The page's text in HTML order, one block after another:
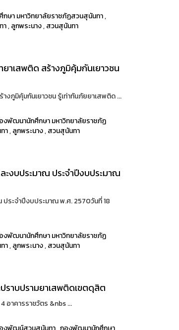
ษา มหาวิทยาลัยราชภัฏสวนสุนันทา,
า,ลูกพระนาง,สวนสุนันทา
าเสพติด สร้างภูมิคุ้มกันเยาวชน
ภูมิคุ้มกันเยาวชน รู้เท่าทันภัยยาเสพติด ...
งพัฒนานักศึกษา มหาวิทยาลัยราชภัฏ
า,ลูกพระนาง,สวนสุนันทา
ะงบประมาณ ประจำปีงบประมาณ
ประจำปีงบประมาณ พ.ศ. 2570วันที่ 18
งพัฒนานักศึกษา มหาวิทยาลัยราชภัฏ
า,ลูกพระนาง,สวนสุนันทา
ราบปรามยาเสพติดเขตดุสิต
อาคารราชวัตร &nbs ...